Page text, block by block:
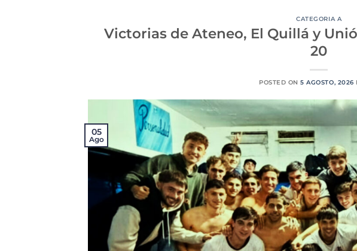
CATEGORIA A
Victorias de Ateneo, El Quillá y
20
POSTED ON5 AGOSTO, 2026
05
Ago